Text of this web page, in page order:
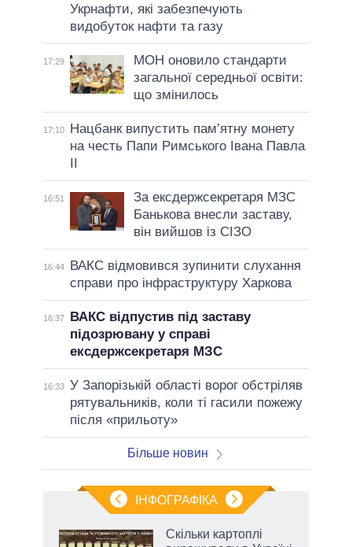
Укрнафти, які забезпечують
видобуток нафти та газу
17:29
МОН оновило стандарти
загальної середньої освіти:
що змінилось
17:10
Нацбанк випустить пам’ятну монету
на честь Папи Римського Івана Павла
II
16:51
За ексдержсекретаря МЗС
Банькова внесли заставу,
він вийшов із СІЗО
16:44
ВАКС відмовився зупинити слухання
справи про інфраструктуру Харкова
16:37
ВАКС відпустив під заставу
підозрювану у справі
ексдержсекретаря МЗС
16:33 У Запорізькій області ворог обстріляв
рятувальників, коли ті гасили пожежу
після «прильоту»
Більше новин
ІНФОГРАФІКА
Скільки картоплі